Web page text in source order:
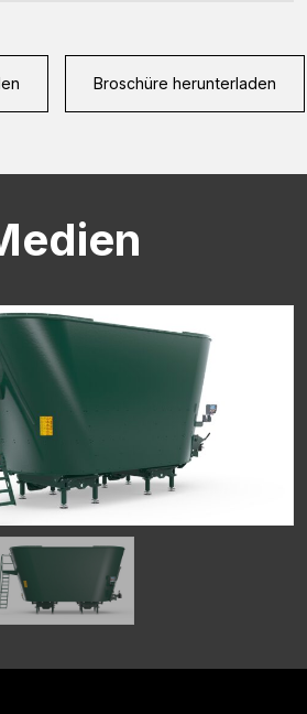
Broschüre herunterladen